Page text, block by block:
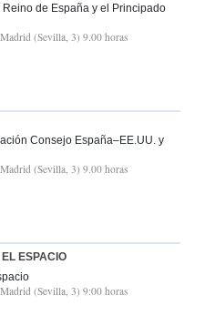
de España y el Principado
(Sevilla, 3) 9.00 horas
Consejo España–EE.UU. y
(Sevilla, 3) 9.00 horas
ESPACIO
(Sevilla, 3) 9:00 horas